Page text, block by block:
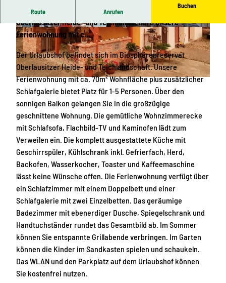
0
1
_
L
T
_
2
0
2
2
0
6
2
4
_
2
1
0
2
_
L
T
_
I
M
G
_
0
0
4
1
T
r
e
p
p
e
0
1
Route Anrufen
Buchen
Der Urlaubshof befindet sich im Biosphärenreservat
Oberlausitzer Heide- und Teichlandschaft. Unsere
Ferienwohnung mit c...
Der Urlaubshof befindet sich im Biosphärenreservat
Oberlausitzer Heide- und Teichlandschaft. Unsere
Ferienwohnung mit ca. 70m² Wohnfläche plus zusätzlicher
Schlafgalerie bietet Platz für 1-5 Personen. Über den
sonnigen Balkon gelangen Sie in die großzügige
geschnittene Wohnung. Die gemütliche Wohnzimmerecke
mit Schlafsofa, Flachbild-TV und Kaminofen lädt zum
Verweilen ein. Die komplett ausgestattete Küche mit
Geschirrspüler, Kühlschrank inkl. Gefrierfach, Herd,
Backofen, Wasserkocher, Toaster und Kaffeemaschine
lässt keine Wünsche offen. Die Ferienwohnung verfügt über
ein Schlafzimmer mit einem Doppelbett und einer
Schlafgalerie mit zwei Einzelbetten. Das geräumige
Badezimmer mit ebenerdiger Dusche, Spiegelschrank und
Handtuchständer rundet das Gesamtbild ab. Im Sommer
können Sie entspannte Grillabende verbringen. Im Garten
können die Kinder im Sandkasten spielen und schaukeln.
Das WLAN und den Parkplatz auf dem Urlaubshof können
Sie kostenfrei nutzen.